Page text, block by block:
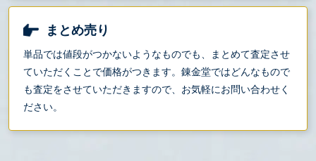
まとめ売り
単品では値段がつかないようなものでも、まとめて査定させ
ていただくことで価格がつきます。錬金堂ではどんなもので
も査定をさせていただきますので、お気軽にお問い合わせく
ださい。